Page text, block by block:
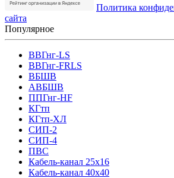
Политика
сайта
Популярное
ВВГнг-LS
ВВГнг-FRLS
ВБШВ
АВБШВ
ППГнг-HF
КГтп
КГтп-ХЛ
СИП-2
СИП-4
ПВС
Кабель-канал 25х16
Кабель-канал 40х40